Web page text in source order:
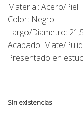
Material: Acero/Piel
Color: Negro
Largo/Diametro:
Acabado: Mate/
Presentado en
Sin existencias